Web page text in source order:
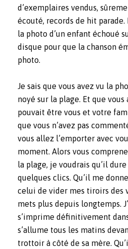
d’exemplaires vendus,
écouté, records de hit
la photo d’un enfant échoué
disque pour que la chanson
photo.
Je sais que vous avez vu la
noyé sur la plage. Et que vous
pouvait être vous et votre
que vous n’avez pas
vous allez l’emporter avec
moment. Alors vous
la plage, je voudrais qu’il
quelques clics. Qu’il me
celui de vider mes tiroirs des
mets plus depuis longtemps.
s’imprime définitivement
s’allume tous les matins
trottoir à côté de sa mère.